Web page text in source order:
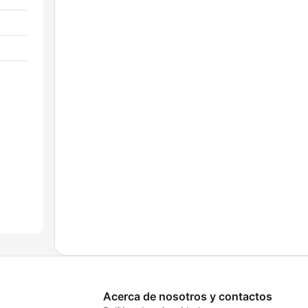
Acerca de nosotros y contactos